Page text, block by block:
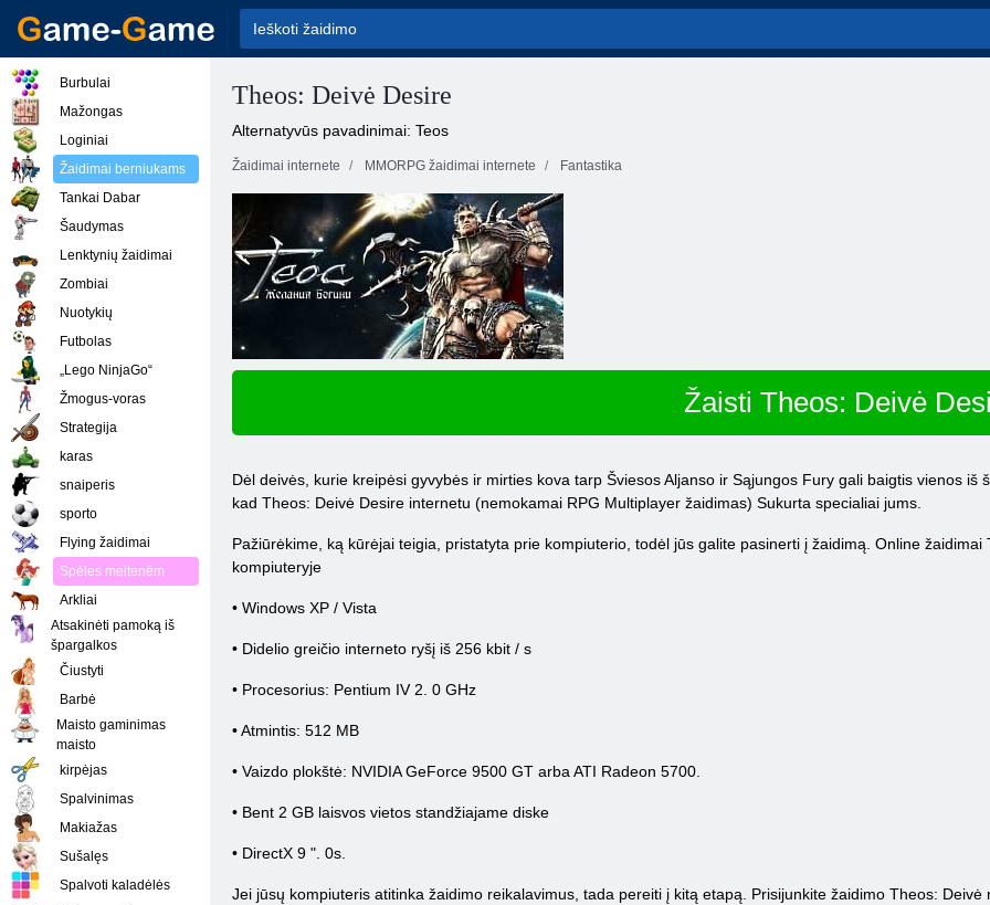
Theos: Deivė Desire
Alternatyvūs pavadinimai: Teos
Žaidimai internete MMORPG žaidimai internete Fantastika
Žaisti Theos: Deivė
Dėl deivės, kurie kreipėsi gyvybės ir mirties kova tarp Šviesos Aljanso ir Sąjungos Fury gali baigtis vienos
kad Theos: Deivė Desire internetu (nemokamai RPG Multiplayer žaidimas) Sukurta specialiai jums.
Pažiūrėkime, ką kūrėjai teigia, pristatyta prie kompiuterio, todėl jūs galite pasinerti į žaidimą. Online
kompiuteryje
• Windows XP / Vista
• Didelio greičio interneto ryšį iš 256 kbit / s
• Procesorius: Pentium IV 2. 0 GHz
• Atmintis: 512 MB
• Vaizdo plokštė: NVIDIA GeForce 9500 GT arba ATI Radeon 5700.
• Bent 2 GB laisvos vietos standžiajame diske
• DirectX 9 ". 0s.
Jei jūsų kompiuteris atitinka žaidimo reikalavimus, tada pereiti į kitą etapą. Prisijunkite žaidimo Theos:
Burbulai
Mažongas
Loginiai
Žaidimai berniukams
Tankai Dabar
Šaudymas
Lenktynių žaidimai
Zombiai
Nuotykių
Futbolas
„Lego NinjaGo“
Žmogus-voras
Strategija
karas
snaiperis
sporto
Flying žaidimai
Spēles meitenēm
Arkliai
Atsakinėti pamoką iš
špargalkos
Čiustyti
Barbė
Maisto gaminimas
maisto
kirpėjas
Spalvinimas
Makiažas
Sušalęs
Spalvoti kaladėlės